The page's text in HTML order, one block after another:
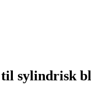
sylindrisk